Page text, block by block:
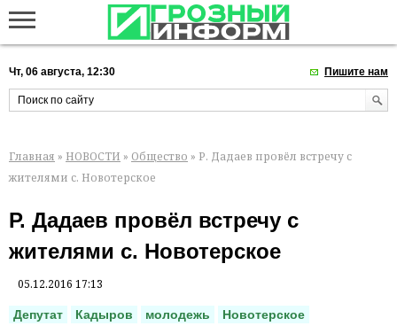
Чт, 06 августа, 12:30 Пишите нам
Главная » НОВОСТИ » Общество » Р. Дадаев провёл встречу с
жителями с. Новотерское
Р. Дадаев провёл встречу с
жителями с. Новотерское
05.12.2016 17:13
Депутат Кадыров молодежь Новотерское